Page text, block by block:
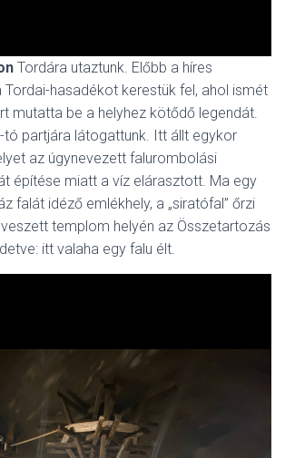
Tordára utaztunk. Előbb a híres
hasadékot kerestük fel, ahol ismét
mutatta be a helyhez kötődő legendát.
tó partjára látogattunk. Itt állt egykor
az úgynevezett falurombolási
építése miatt a víz elárasztott. Ma egy
falát idéző emlékhely, a „siratófal” őrzi
templom helyén az Összetartozás
itt valaha egy falu élt.